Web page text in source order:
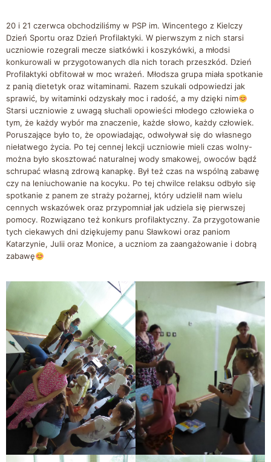
20 i 21 czerwca obchodziliśmy w PSP im. Wincentego z Kielczy
Dzień Sportu oraz Dzień Profilaktyki. W pierwszym z nich starsi
uczniowie rozegrali mecze siatkówki i koszykówki, a młodsi
konkurowali w przygotowanych dla nich torach przeszkód. Dzień
Profilaktyki obfitował w moc wrażeń. Młodsza grupa miała spotkanie
z panią dietetyk oraz witaminami. Razem szukali odpowiedzi jak
sprawić, by witaminki odzyskały moc i radość, a my dzięki nim
Starsi uczniowie z uwagą słuchali opowieści młodego człowieka o
tym, że każdy wybór ma znaczenie, każde słowo, każdy człowiek.
Poruszające było to, że opowiadając, odwoływał się do własnego
niełatwego życia. Po tej cennej lekcji uczniowie mieli czas wolny-
można było skosztować naturalnej wody smakowej, owoców bądź
schrupać własną zdrową kanapkę. Był też czas na wspólną zabawę
czy na leniuchowanie na kocyku. Po tej chwilce relaksu odbyło się
spotkanie z panem ze straży pożarnej, który udzielił nam wielu
cennych wskazówek oraz przypomniał jak udziela się pierwszej
pomocy. Rozwiązano też konkurs profilaktyczny. Za przygotowanie
tych ciekawych dni dziękujemy panu Sławkowi oraz paniom
Katarzynie, Julii oraz Monice, a uczniom za zaangażowanie i dobrą
zabawę